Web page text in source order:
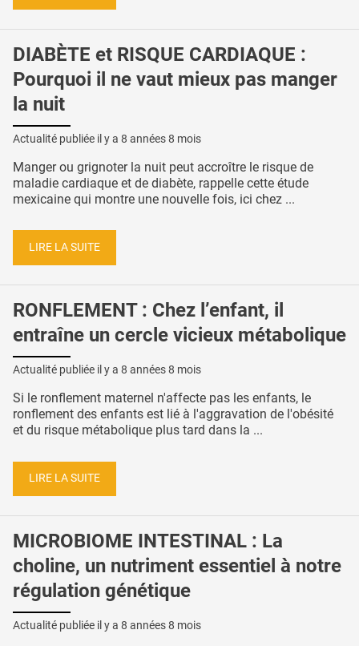
DIABÈTE et RISQUE CARDIAQUE :
Pourquoi il ne vaut mieux pas manger
la nuit
Actualité publiée il y a 8 années 8 mois
Manger ou grignoter la nuit peut accroître le risque de
maladie cardiaque et de diabète, rappelle cette étude
mexicaine qui montre une nouvelle fois, ici chez ...
LIRE LA SUITE
RONFLEMENT : Chez l’enfant, il
entraîne un cercle vicieux métabolique
Actualité publiée il y a 8 années 8 mois
Si le ronflement maternel n'affecte pas les enfants, le
ronflement des enfants est lié à l'aggravation de l'obésité
et du risque métabolique plus tard dans la ...
LIRE LA SUITE
MICROBIOME INTESTINAL : La
choline, un nutriment essentiel à notre
régulation génétique
Actualité publiée il y a 8 années 8 mois